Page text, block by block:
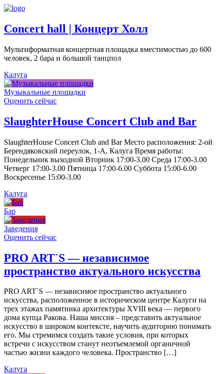
Concert hall | Концерт Холл
Мультиформатная концертная площадка вместимостью до 600
человек, 2 бара и большой танцпол
Калуга
Музыкальные площадки
Оценить сейчас
SlaughterHouse Concert Club and Bar
SlaughterHouse Concert Club and Bar Место расположения: 2-ой
Берендяковский переулок, 1-А, Калуга Время работы:
Понедельник выходной Вторник 17:00-3.00 Среда 17:00-3.00
Четверг 17:00-3.00 Пятница 17:00-6.00 Суббота 15:00-6.00
Воскресенье 15:00-3.00
Калуга
Бар
Заведения
Оценить сейчас
PRO ART`S — независимое
пространство актуального искусства
PRO ART`S — независимое пространство актуального
искусства, расположенное в историческом центре Калуги на
трех этажах памятника архитектуры XVIII века — первого
дома купца Ракова. Наша миссия – представить актуальное
искусство в широком контексте, научить аудиторию понимать
его. Мы стремимся создать такие условия, при которых
встречи с искусством станут неотъемлемой органичной
частью жизни каждого человека. Пространство […]
Калуга